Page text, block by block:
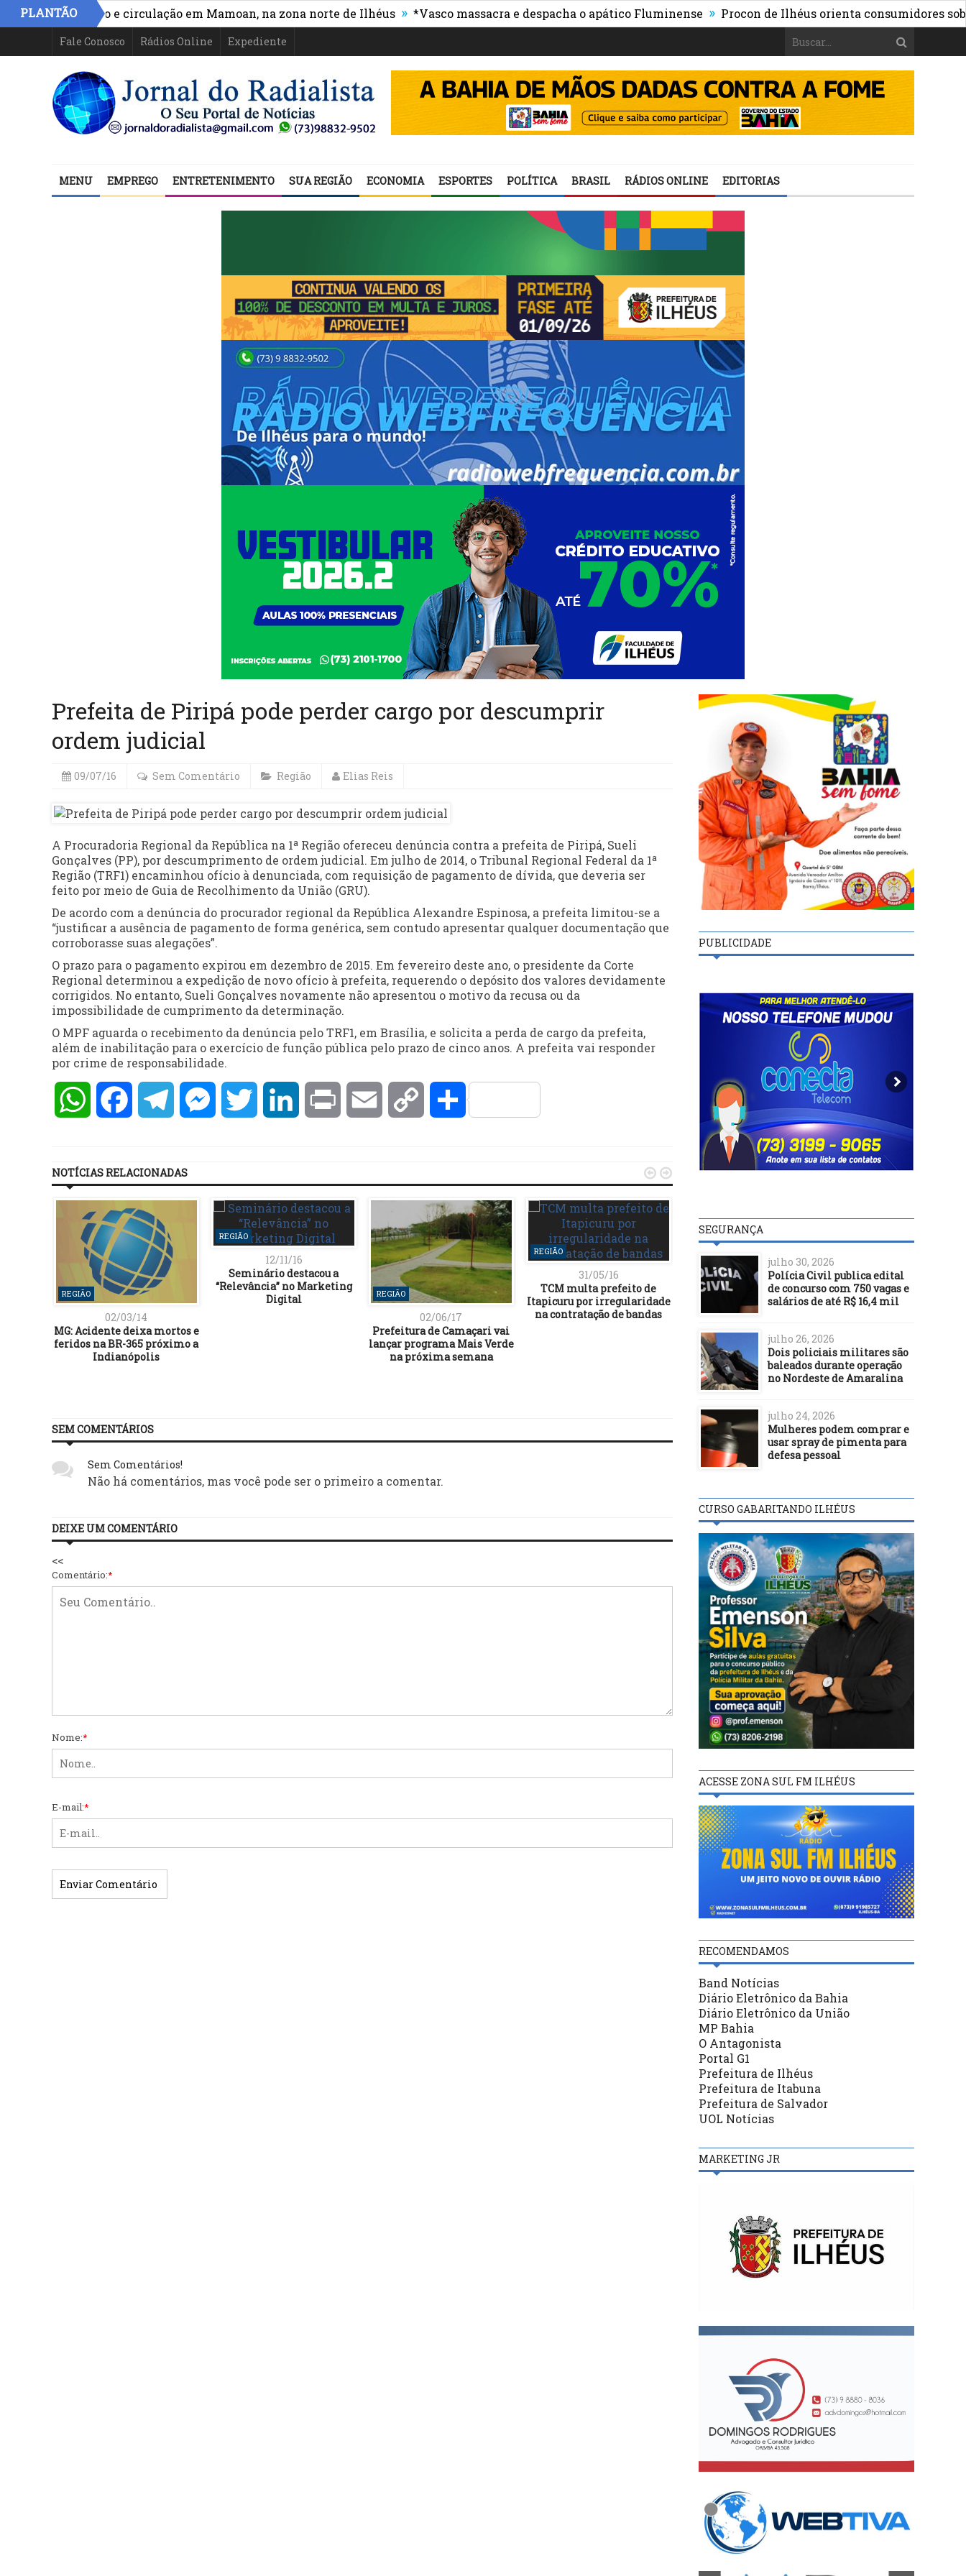
PLANTÃO
acesso e circulação em Mamoan, na zona norte de Ilhéus » *Vasco massacra e despacha o apático Fluminense » Procon de Ilhéus orienta consumidores sobre os
Fale Conosco Rádios Online Expediente
MENU EMPREGO ENTRETENIMENTO SUA REGIÃO ECONOMIA ESPORTES POLÍTICA BRASIL RÁDIOS ONLINE EDITORIAS
Prefeita de Piripá pode perder cargo por descumprir
ordem judicial
09/07/16 Sem Comentário Região Elias Reis
A Procuradoria Regional da República na 1ª Região ofereceu denúncia contra a prefeita de Piripá, Sueli
Gonçalves (PP), por descumprimento de ordem judicial. Em julho de 2014, o Tribunal Regional Federal da 1ª
Região (TRF1) encaminhou ofício à denunciada, com requisição de pagamento de dívida, que deveria ser
feito por meio de Guia de Recolhimento da União (GRU).
De acordo com a denúncia do procurador regional da República Alexandre Espinosa, a prefeita limitou-se a
“justificar a ausência de pagamento de forma genérica, sem contudo apresentar qualquer documentação que
corroborasse suas alegações”.
O prazo para o pagamento expirou em dezembro de 2015. Em fevereiro deste ano, o presidente da Corte
Regional determinou a expedição de novo ofício à prefeita, requerendo o depósito dos valores devidamente
corrigidos. No entanto, Sueli Gonçalves novamente não apresentou o motivo da recusa ou da
impossibilidade de cumprimento da determinação.
O MPF aguarda o recebimento da denúncia pelo TRF1, em Brasília, e solicita a perda de cargo da prefeita,
além de inabilitação para o exercício de função pública pelo prazo de cinco anos. A prefeita vai responder
por crime de responsabilidade.
WhatsAppFacebookTelegramMessengerTwitter LinkedInPrint Email Copy Compartilhar
NOTÍCIAS RELACIONADAS
REGIÃO
02/03/14
MG: Acidente deixa mortos e
feridos na BR-365 próximo a
Indianópolis
REGIÃO
12/11/16
Seminário destacou a
“Relevância” no Marketing
Digital
REGIÃO
02/06/17
Prefeitura de Camaçari vai
lançar programa Mais Verde
na próxima semana
REGIÃO
31/05/16
TCM multa prefeito de
Itapicuru por irregularidade
na contratação de bandas
REGIÃO
03/08/17
Prefeitura de Ibicaraí
realiza manutenção em rede
de esgoto no bairro Delfino
Guedes
REGIÃO
contrata médicos
remuneração de até R$
mil
 
SEM COMENTÁRIOS
Sem Comentários!
Não há comentários, mas você pode ser o primeiro a comentar.
DEIXE UM COMENTÁRIO
<<
Comentário:*
Nome:*
E-mail:*
PUBLICIDADE
SEGURANÇA
julho 30, 2026
Polícia Civil publica edital
de concurso com 750 vagas e
salários de até R$ 16,4 mil
julho 26, 2026
Dois policiais militares são
baleados durante operação
no Nordeste de Amaralina
julho 24, 2026
Mulheres podem comprar e
usar spray de pimenta para
defesa pessoal
CURSO GABARITANDO ILHÉUS
ACESSE ZONA SUL FM ILHÉUS
RECOMENDAMOS
Band Notícias
Diário Eletrônico da Bahia
Diário Eletrônico da União
MP Bahia
O Antagonista
Portal G1
Prefeitura de Ilhéus
Prefeitura de Itabuna
Prefeitura de Salvador
UOL Notícias
MARKETING JR